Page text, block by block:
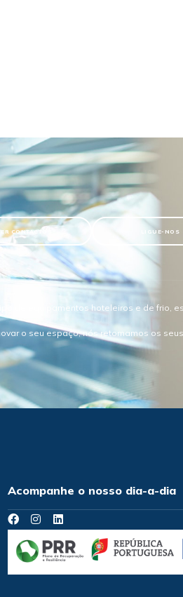
CONTACTOS LIGUE-NOS
de equipamentos hoteleiros e de frio,
o seu espaço, nós retomamos os
Acompanhe o nosso dia-a-dia